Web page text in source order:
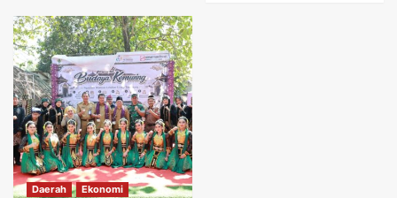
Daerah Ekonomi